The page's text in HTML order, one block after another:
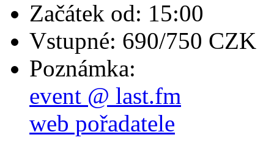
Začátek od: 15:00
Vstupné: 690/750 CZK
Poznámka:
event @ last.fm
web pořadatele